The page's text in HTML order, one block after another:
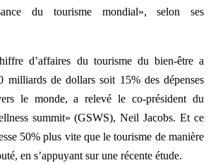
du tourisme mondial», selon ses
d’affaires du tourisme du bien-être a
milliards de dollars soit 15% des dépenses
le monde, a relevé le co-président du
summit» (GSWS), Neil Jacobs. Et ce
50% plus vite que le tourisme de manière
en s’appuyant sur une récente étude.